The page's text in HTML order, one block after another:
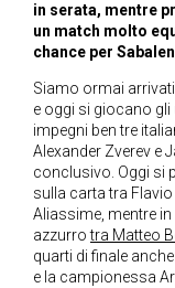
in serata, mentre
un match molto
chance per
Siamo ormai
e oggi si giocano gli
impegni ben tre
Alexander Zverev e
conclusivo. Oggi si
sulla carta tra
Aliassime, mentre
azzurrotra Matteo
quarti di finale
e la campionessa